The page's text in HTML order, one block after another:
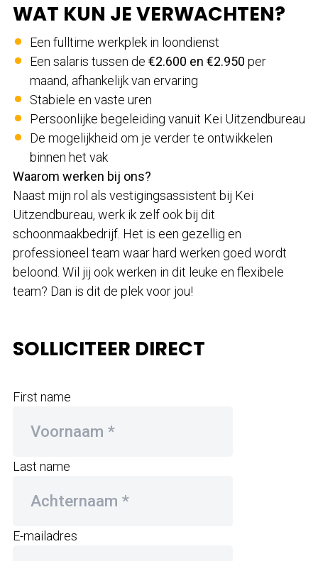
WAT KUN JE VERWACHTEN?
Een fulltime werkplek in loondienst
Een salaris tussen de €2.600 en €2.950 per
maand, afhankelijk van ervaring
Stabiele en vaste uren
Persoonlijke begeleiding vanuit Kei Uitzendbureau
De mogelijkheid om je verder te ontwikkelen
binnen het vak
Waarom werken bij ons?
Naast mijn rol als vestigingsassistent bij Kei
Uitzendbureau, werk ik zelf ook bij dit
schoonmaakbedrijf. Het is een gezellig en
professioneel team waar hard werken goed wordt
beloond. Wil jij ook werken in dit leuke en flexibele
team? Dan is dit de plek voor jou!
SOLLICITEER DIRECT
First name
Last name
E-mailadres